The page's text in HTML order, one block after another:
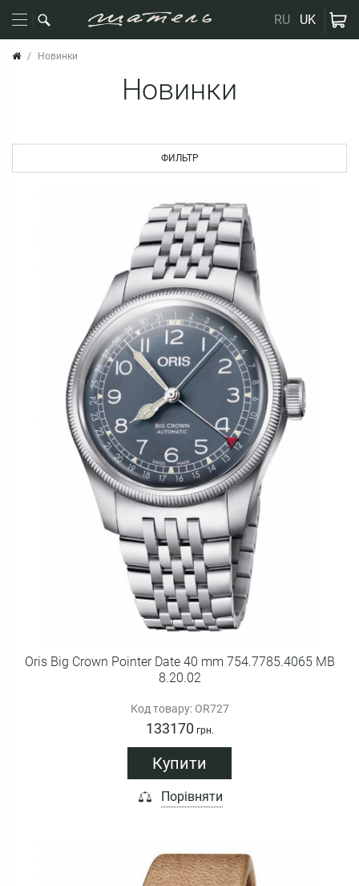
RU UK
Новинки
Новинки
ФИЛЬТР
Oris Big Crown Pointer Date 40 mm 754.7785.4065 MB
8.20.02
Код товару: OR727
133170 грн.
Купити
Порівняти